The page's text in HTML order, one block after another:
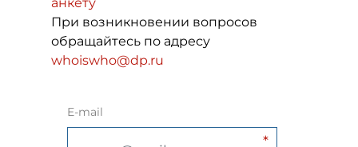
При возникновении вопросов
обращайтесь по адресу
whoiswho@dp.ru
E-mail